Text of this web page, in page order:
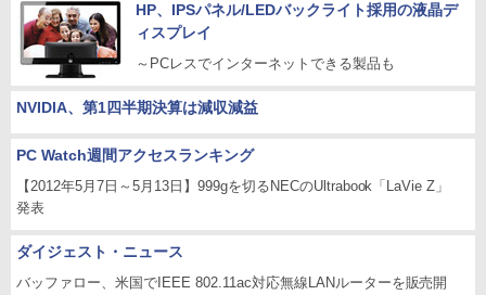
HP、IPSパネル/LEDバックライト採用の液晶デ
ィスプレイ
～PCレスでインターネットできる製品も
NVIDIA、第1四半期決算は減収減益
PC Watch週間アクセスランキング
【2012年5月7日～5月13日】999gを切るNECのUltrabook「LaVie Z」
発表
ダイジェスト・ニュース
バッファロー、米国でIEEE 802.11ac対応無線LANルーターを販売開